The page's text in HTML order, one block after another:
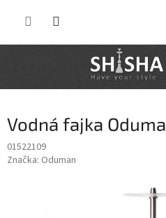
Vodná fajka
01522109
Značka: Oduman